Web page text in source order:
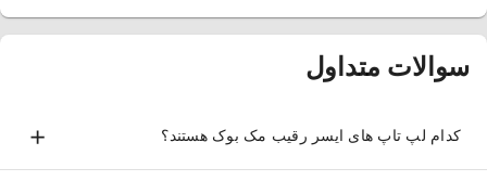
این لپ تاپ ها دارای قیمت مناسب می باشند و می توانند نیاز های
شما را بر طرف کند. اگر به دنبال
مناسب برای شما باشد. تنها لازم است که انتخابی درست در
خصوص مدل و سری این لپ تاپ ها داشته باشید.
سوالات متداول
کدام لپ تاپ های ایسر رقیب مک بوک هستند؟